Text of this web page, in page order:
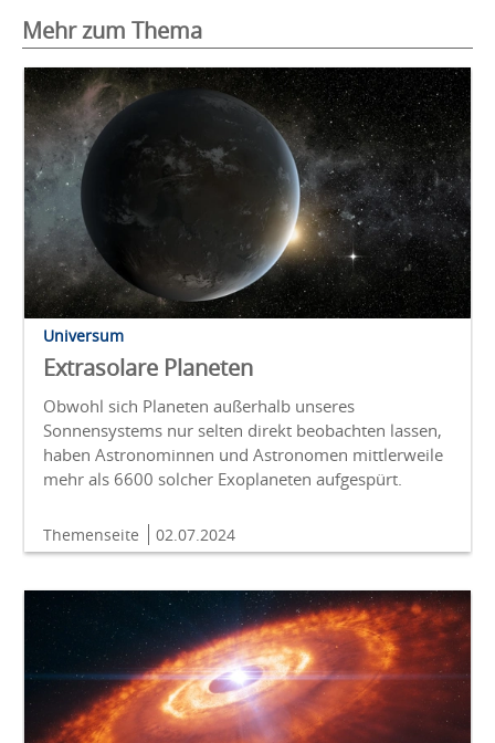
Mehr zum Thema
Universum
Extrasolare Planeten
Obwohl sich Planeten außerhalb unseres
Sonnensystems nur selten direkt beobachten lassen,
haben Astronominnen und Astronomen mittlerweile
mehr als 6600 solcher Exoplaneten aufgespürt.
Themenseite 02.07.2024